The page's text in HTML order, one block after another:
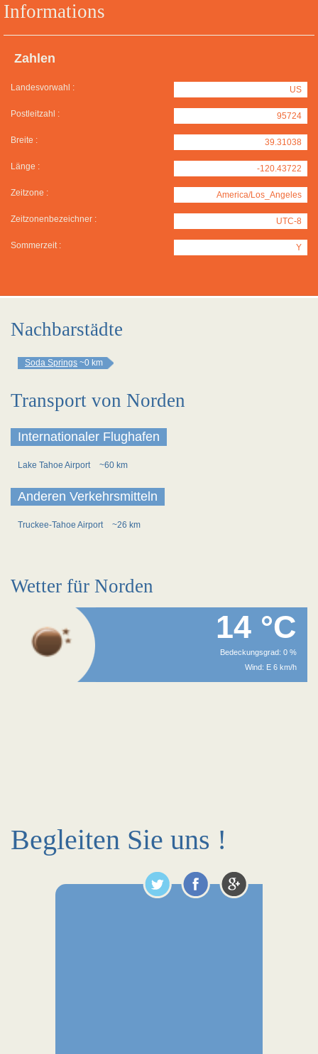
Informations
Zahlen
Landesvorwahl : US
Postleitzahl : 95724
Breite : 39.31038
Länge : -120.43722
Zeitzone : America/Los_Angeles
Zeitzonenbezeichner : UTC-8
Sommerzeit : Y
Nachbarstädte
Soda Springs ~0 km
Transport von Norden
Internationaler Flughafen
Lake Tahoe Airport ~60 km
Anderen Verkehrsmitteln
Truckee-Tahoe Airport ~26 km
Wetter für Norden
14 °C
Bedeckungsgrad: 0 %
Wind: E 6 km/h
Begleiten Sie uns !